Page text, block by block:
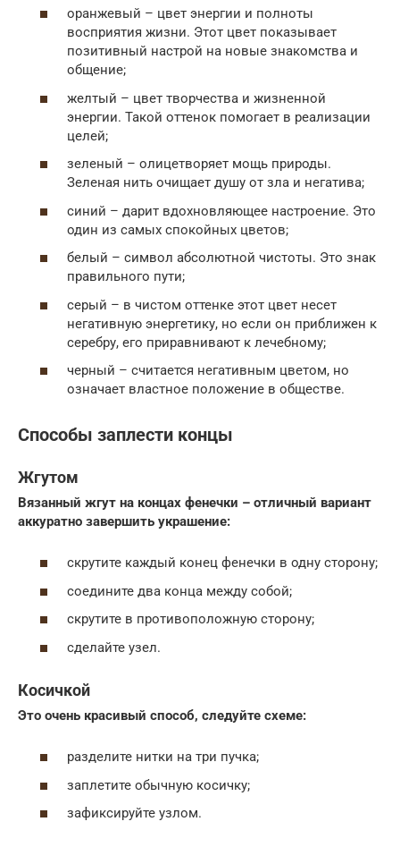
оранжевый – цвет энергии и полноты
восприятия жизни. Этот цвет показывает
позитивный настрой на новые знакомства и
общение;
желтый – цвет творчества и жизненной
энергии. Такой оттенок помогает в реализации
целей;
зеленый – олицетворяет мощь природы.
Зеленая нить очищает душу от зла и негатива;
синий – дарит вдохновляющее настроение. Это
один из самых спокойных цветов;
белый – символ абсолютной чистоты. Это знак
правильного пути;
серый – в чистом оттенке этот цвет несет
негативную энергетику, но если он приближен к
серебру, его приравнивают к лечебному;
черный – считается негативным цветом, но
означает властное положение в обществе.
Способы заплести концы
Жгутом
Вязанный жгут на концах фенечки – отличный вариант
аккуратно завершить украшение:
скрутите каждый конец фенечки в одну сторону;
соедините два конца между собой;
скрутите в противоположную сторону;
сделайте узел.
Косичкой
Это очень красивый способ, следуйте схеме:
разделите нитки на три пучка;
заплетите обычную косичку;
зафиксируйте узлом.